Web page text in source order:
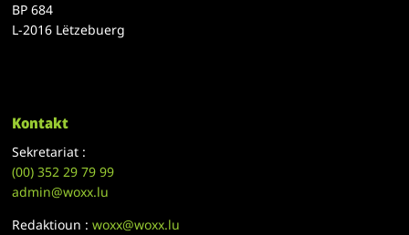
BP 684
L-2016 Lëtzebuerg
Kontakt
Sekretariat :
(00)352 29 79 99
admin@woxx.lu
Redaktioun :woxx@woxx.lu